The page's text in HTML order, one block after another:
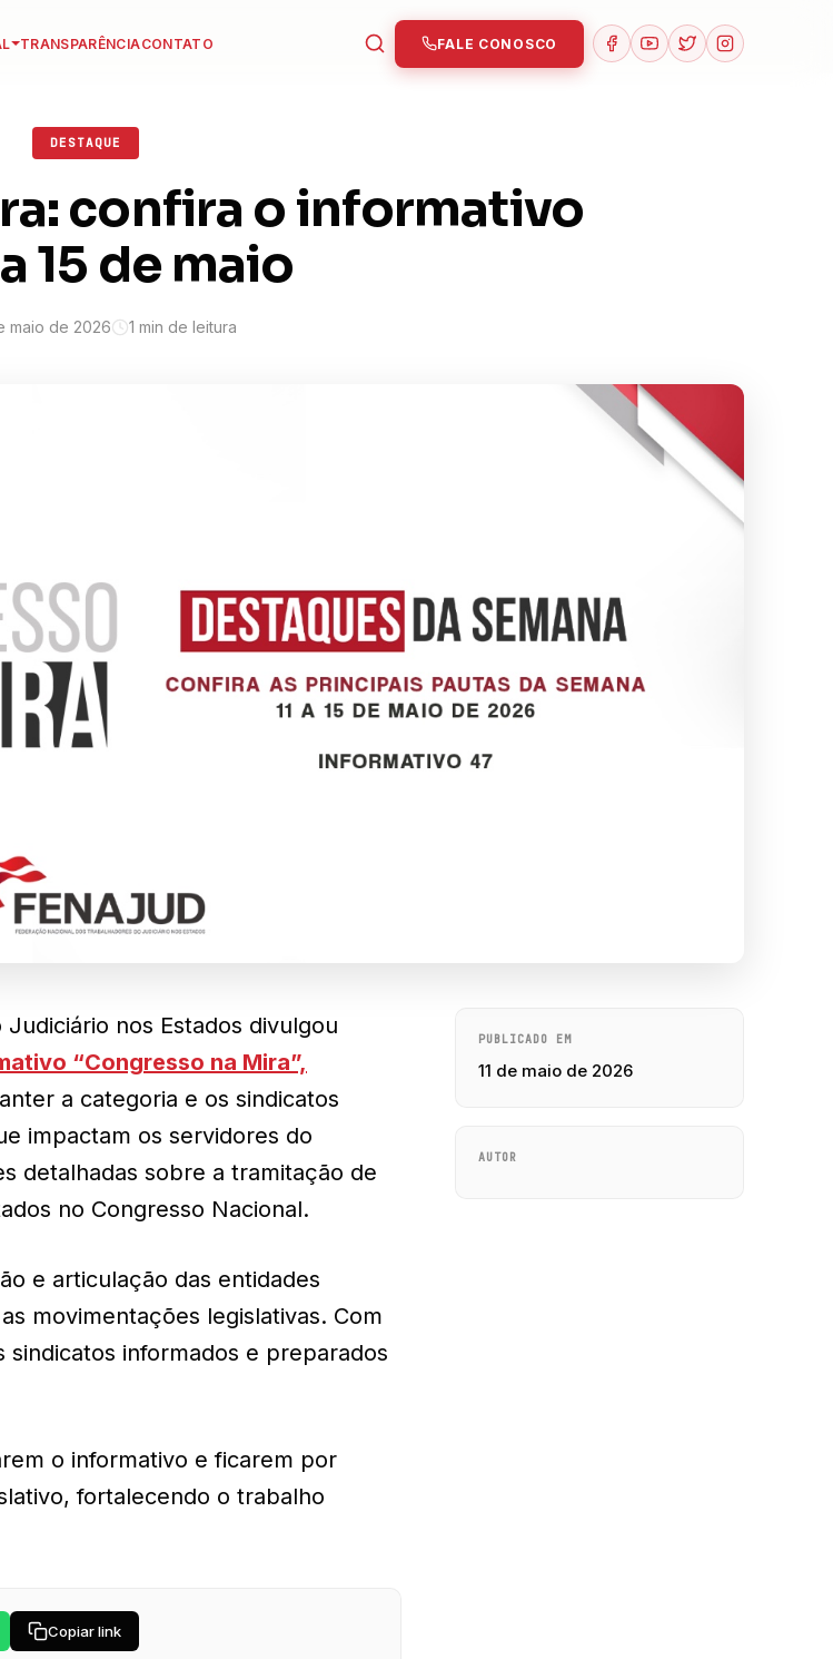
TRANSPARÊNCIACONTATO FALE CONOSCO
DESTAQUE
confira o informativo
15 de maio
maio de 2026 1 min de leitura
nos Estados divulgou
“Congresso na Mira”,
a categoria e os sindicatos
impactam os servidores do
detalhadas sobre a tramitação de
no Congresso Nacional.
e articulação das entidades
movimentações legislativas. Com
informados e preparados
o informativo e ficarem por
fortalecendo o trabalho
Copiar link
PUBLICADO EM
11 de maio de 2026
AUTOR